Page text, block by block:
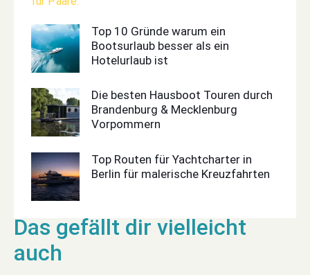
Top 10 Gründe warum ein
Bootsurlaub besser als ein
Hotelurlaub ist
Die besten Hausboot Touren durch
Brandenburg & Mecklenburg
Vorpommern
Top Routen für Yachtcharter in
Berlin für malerische Kreuzfahrten